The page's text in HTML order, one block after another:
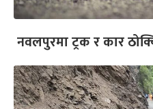
नवलपुरमा ट्रक र कार